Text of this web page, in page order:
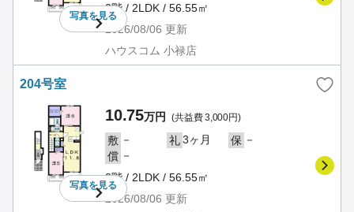
写真を見る
2階 / 2LDK / 56.55㎡
2026/08/06 更新
ハウスコム 小禄店
204号室
写真を見る
10.75万円 (共益費 3,000円)
敷 － 礼3ヶ月 保 －
償 －
2階 / 2LDK / 56.55㎡
2026/08/06 更新